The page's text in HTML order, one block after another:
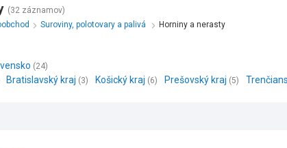
(32 záznamov)
Suroviny, polotovary a palivá Horniny a nerasty
(24)
Bratislavský kraj (3) Košický kraj (6) Prešovský kraj (5)